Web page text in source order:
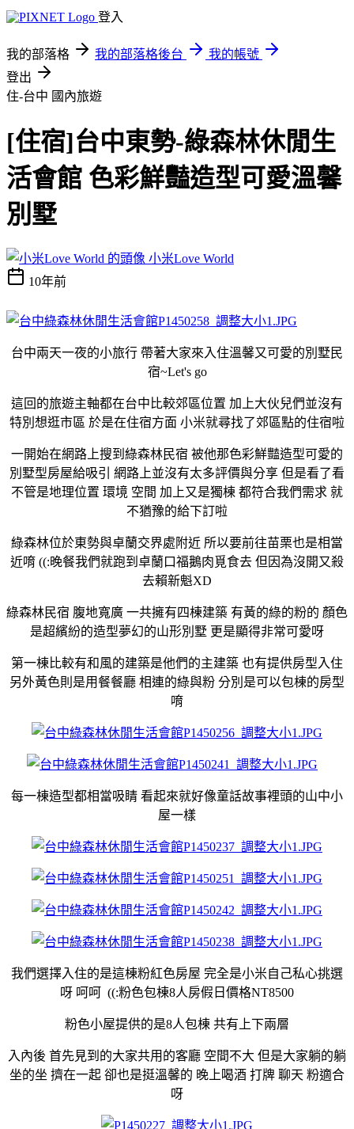
登入
我的部落格 我的部落格後台
我的帳號
登出
住-台中 國內旅遊
[住宿]台中東勢-綠森林休閒生
活會館 色彩鮮豔造型可愛溫馨
別墅
小米Love World
10年前
台中兩天一夜的小旅行 帶著大家來入住溫馨又可愛的別墅民
宿~Let's go
這回的旅遊主軸都在台中比較郊區位置 加上大伙兒們並沒有
特別想逛市區 於是在住宿方面 小米就尋找了郊區點的住宿啦
一開始在網路上搜到綠森林民宿 被他那色彩鮮豔造型可愛的
別墅型房屋給吸引 網路上並沒有太多評價與分享 但是看了看
不管是地理位置 環境 空間 加上又是獨棟 都符合我們需求 就
不猶豫的給下訂啦
綠森林位於東勢與卓蘭交界處附近 所以要前往苗栗也是相當
近唷 ((:晚餐我們就跑到卓蘭口福鵝肉覓食去 但因為沒開又殺
去賴新魁XD
綠森林民宿 腹地寬廣 一共擁有四棟建築 有黃的綠的粉的 顏色
是超繽紛的造型夢幻的山形別墅 更是顯得非常可愛呀
第一棟比較有和風的建築是他們的主建築 也有提供房型入住
另外黃色則是用餐餐廳 相連的綠與粉 分別是可以包棟的房型
唷
每一棟造型都相當吸睛 看起來就好像童話故事裡頭的山中小
屋一樣
我們選擇入住的是這棟粉紅色房屋 完全是小米自己私心挑選
呀 呵呵 ((:粉色包棟8人房假日價格NT8500
粉色小屋提供的是8人包棟 共有上下兩層
入內後 首先見到的大家共用的客廳 空間不大 但是大家躺的躺
坐的坐 擠在一起 卻也是挺溫馨的 晚上喝酒 打牌 聊天 粉適合
呀